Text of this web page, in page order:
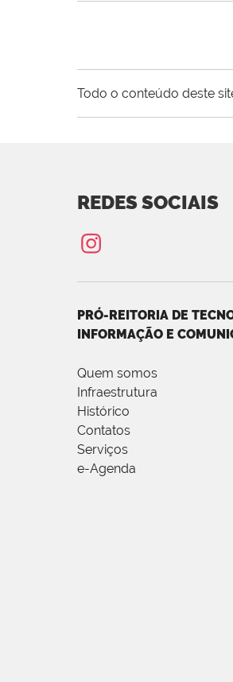
Todo o conteúdo deste
REDES SOCIAIS
PRÓ-REITORIA DE
INFORMAÇÃO E
Quem somos
Infraestrutura
Histórico
Contatos
Serviços
e-Agenda